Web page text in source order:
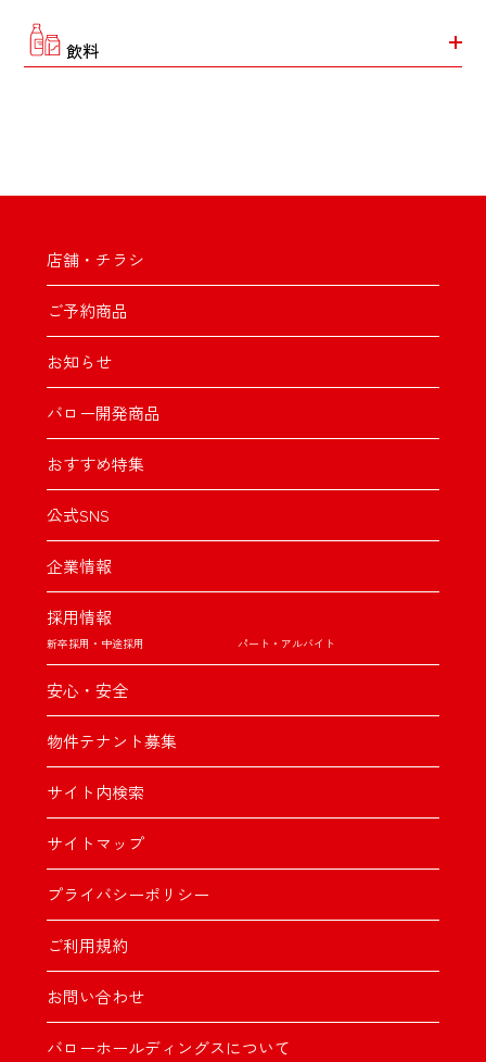
飲料
店舗・チラシ
ご予約商品
お知らせ
バロー開発商品
おすすめ特集
公式SNS
企業情報
採用情報
新卒採用・中途採用 パート・アルバイト
安心・安全
物件テナント募集
サイト内検索
サイトマップ
プライバシーポリシー
ご利用規約
お問い合わせ
バローホールディングスについて